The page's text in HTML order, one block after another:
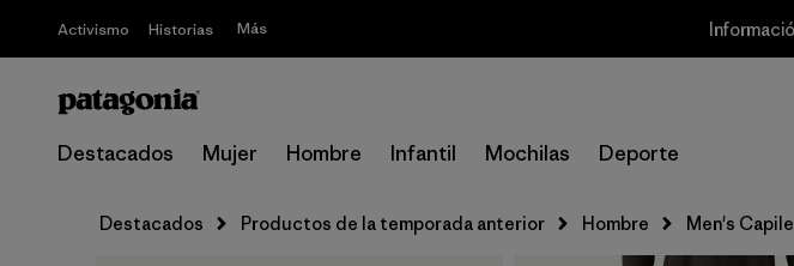
Activismo Historias Más
Destacados Mujer Hombre Infantil Mochilas Deporte
Destacados Productos de la temporada anterior Hombre Men's